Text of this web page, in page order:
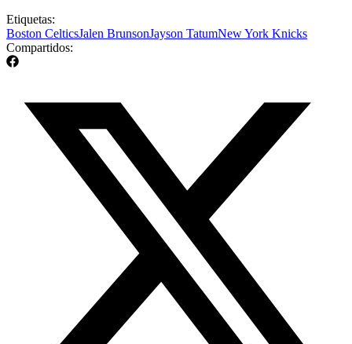
Etiquetas:
Boston CelticsJalen BrunsonJayson TatumNew York Knicks
Compartidos: